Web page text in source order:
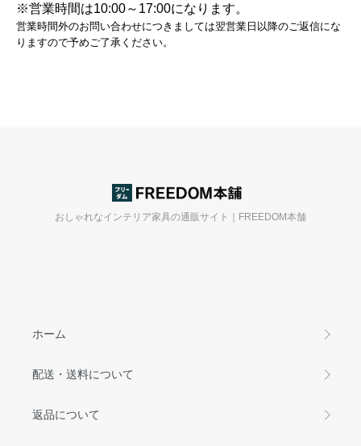
※営業時間は10:00～17:00になります。
営業時間外のお問い合わせにつきましては翌営業日以降のご返信にな
りますので予めご了承ください。
おしゃれなインテリア家具の通販サイト｜FREEDOM本舗
ホーム
配送・送料について
返品について